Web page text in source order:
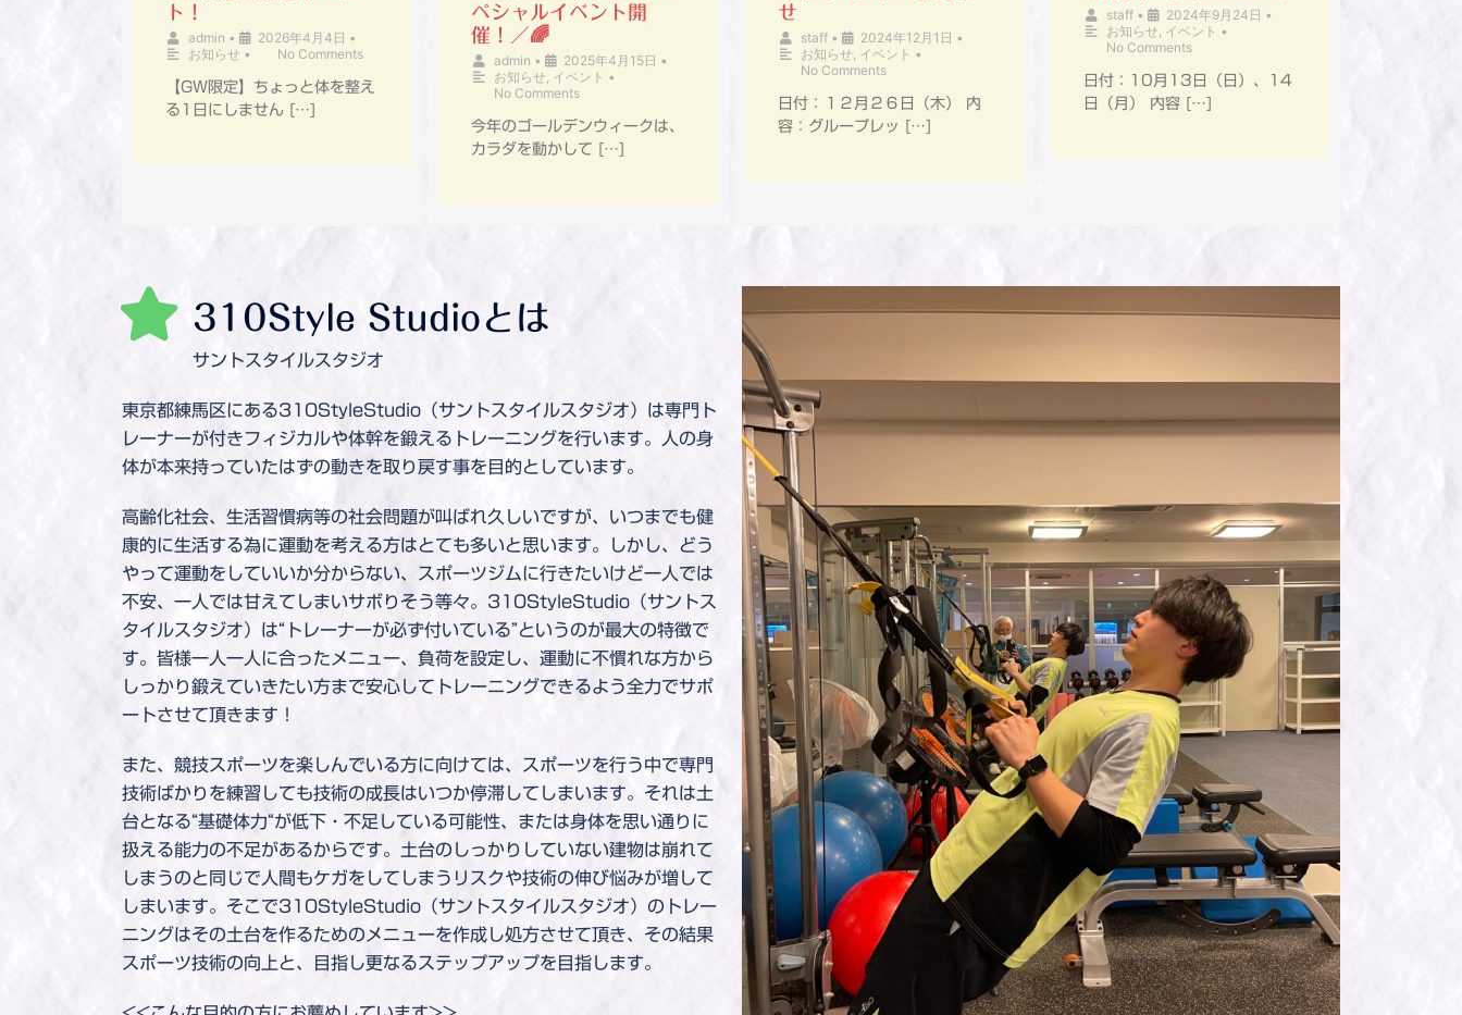
ト！
admin • 2026年4月4日 •
お知らせ • No Comments
【GW限定】ちょっと体を整え
る1日にしません […]
ペシャルイベント開
催！／🌈
admin • 2025年4月15日 •
お知らせ イベント •
No Comments
今年のゴールデンウィークは、
カラダを動かして […]
せ
staff • 2024年12月1日 •
お知らせ イベント •
No Comments
日付：１２月２６日（木） 内
容：グループレッ […]
staff • 2024年9月24日 •
お知らせ イベント •
No Comments
日付：10月13日（日）、14
日（月） 内容 […]
310Style Studioとは
サントスタイルスタジオ
東京都練馬区にある310StyleStudio（サントスタイルスタジオ）は専門ト
レーナーが付きフィジカルや体幹を鍛えるトレーニングを行います。人の身
体が本来持っていたはずの動きを取り戻す事を目的としています。
高齢化社会、生活習慣病等の社会問題が叫ばれ久しいですが、いつまでも健
康的に生活する為に運動を考える方はとても多いと思います。しかし、どう
やって運動をしていいか分からない、スポーツジムに行きたいけど一人では
不安、一人では甘えてしまいサボりそう等々。310StyleStudio（サントス
タイルスタジオ）は“トレーナーが必ず付いている”というのが最大の特徴で
す。皆様一人一人に合ったメニュー、負荷を設定し、運動に不慣れな方から
しっかり鍛えていきたい方まで安心してトレーニングできるよう全力でサポ
ートさせて頂きます！
また、競技スポーツを楽しんでいる方に向けては、スポーツを行う中で専門
技術ばかりを練習しても技術の成長はいつか停滞してしまいます。それは土
台となる“基礎体力“が低下・不足している可能性、または身体を思い通りに
扱える能力の不足があるからです。土台のしっかりしていない建物は崩れて
しまうのと同じで人間もケガをしてしまうリスクや技術の伸び悩みが増して
しまいます。そこで310StyleStudio（サントスタイルスタジオ）のトレー
ニングはその土台を作るためのメニューを作成し処方させて頂き、その結果
スポーツ技術の向上と、目指し更なるステップアップを目指します。